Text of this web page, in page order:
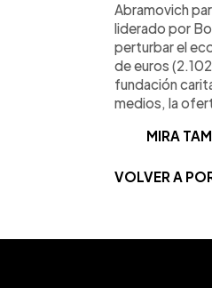
Abramovich
liderado por
perturbar el
de euros
fundación
medios, la
MIRA
VOLVER A